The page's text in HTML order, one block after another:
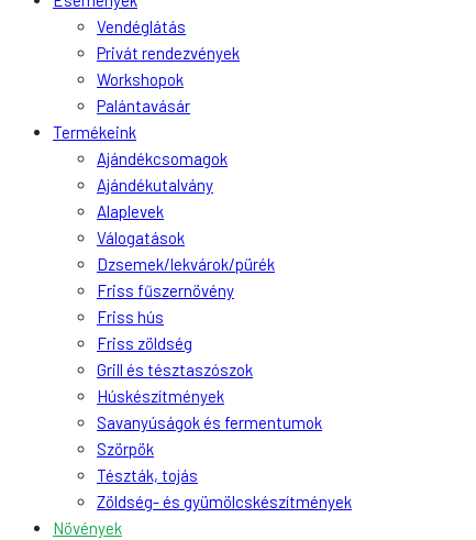
Vendéglátás
Privát rendezvények
Workshopok
Palántavásár
Termékeink
Ajándékcsomagok
Ajándékutalvány
Alaplevek
Válogatások
Dzsemek/lekvárok/pürék
Friss fűszernövény
Friss hús
Friss zöldség
Grill és tésztaszószok
Húskészítmények
Savanyúságok és fermentumok
Szörpök
Tészták, tojás
Zöldség- és gyümölcskészítmények
Növények